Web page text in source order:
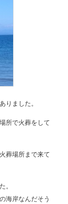
りました。
所で火葬をして
葬場所まで来て
。
海岸なんだそう